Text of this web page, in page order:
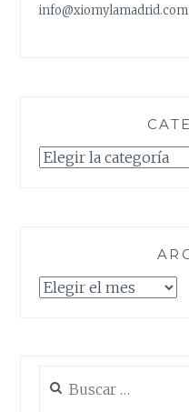
info@xiomylamadrid.com
Categorías
Archivos